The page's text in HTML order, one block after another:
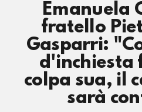
Emanuela
fratello
Gasparri:
d'inchiesta
colpa sua, il
sarà